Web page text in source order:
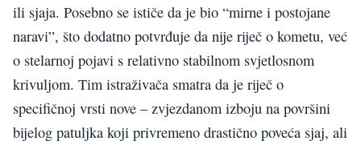
ili sjaja. Posebno se ističe da je bio “mirne i postojane
naravi”, što dodatno potvrđuje da nije riječ o kometu, već
o stelarnoj pojavi s relativno stabilnom svjetlosnom
krivuljom. Tim istraživača smatra da je riječ o
specifičnoj vrsti nove – zvjezdanom izboju na površini
bijelog patuljka koji privremeno drastično poveća sjaj, ali